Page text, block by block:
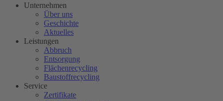
Unternehmen
Über uns
Geschichte
Aktuelles
Leistungen
Abbruch
Entsorgung
Flächenrecycling
Baustoffrecycling
Service
Zertifikate